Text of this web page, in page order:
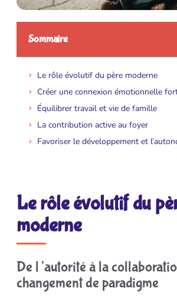
Sommaire
Le rôle évolutif du père moderne
Créer une connexion émotionnelle
Équilibrer travail et vie de famille
La contribution active au foyer
Le rôle évolutif du
moderne
De l’autorité à la
changement de paradigme